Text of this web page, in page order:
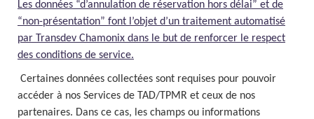
Les données “d’annulation de réservation hors délai” et de
“non-présentation” font l’objet d’un traitement automatisé
par Transdev Chamonix dans le but de renforcer le respect
des conditions de service.
Certaines données collectées sont requises pour pouvoir
accéder à nos Services de TAD/TPMR et ceux de nos
partenaires. Dans ce cas, les champs ou informations